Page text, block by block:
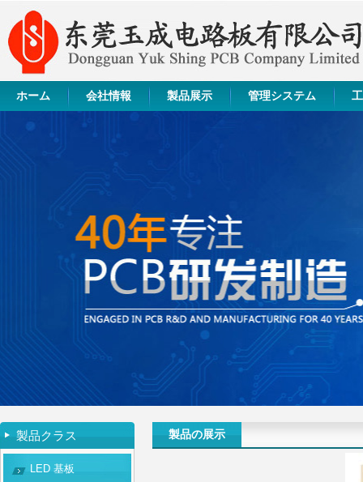
ホーム 会社情報 製品展示 管理システム
製品クラス
LED 基板
製品の展示